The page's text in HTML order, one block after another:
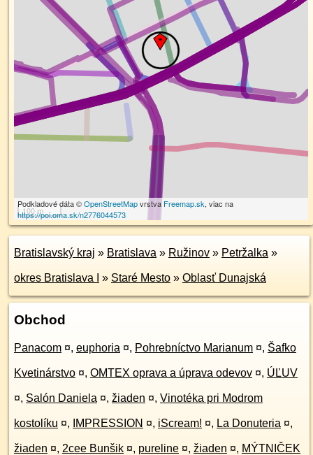
100 m
Podkladové dáta ©OpenStreetMapvrstva Freemap.sk, viac na
https://poi.oma.sk/n2776044573
Bratislavský kraj » Bratislava » Ružinov » Petržalka »
okres Bratislava I » Staré Mesto » Oblasť Dunajská
Obchod
Panacom ¤, euphoria ¤, Pohrebníctvo Marianum ¤, Šafko
Kvetinárstvo ¤, OMTEX oprava a úprava odevov ¤, ÚĽUV
¤, Salón Daniela ¤, žiaden ¤, Vinotéka pri Modrom
kostolíku ¤, IMPRESSION ¤, iScream! ¤, La Donuteria ¤,
žiaden ¤, 2cee Bunšik ¤, pureline ¤, žiaden ¤, MÝTNIČEK